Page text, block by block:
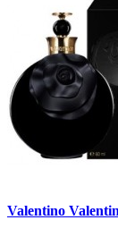
Valentino